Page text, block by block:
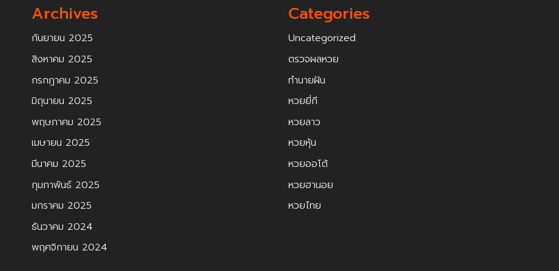
Archives
กันยายน 2025
สิงหาคม 2025
กรกฎาคม 2025
มิถุนายน 2025
พฤษภาคม 2025
เมษายน 2025
มีนาคม 2025
กุมภาพันธ์ 2025
มกราคม 2025
ธันวาคม 2024
พฤศจิกายน 2024
Categories
Uncategorized
ตรวจผลหวย
ทำนายฝัน
หวยยี่กี
หวยลาว
หวยหุ้น
หวยออโต้
หวยฮานอย
หวยไทย